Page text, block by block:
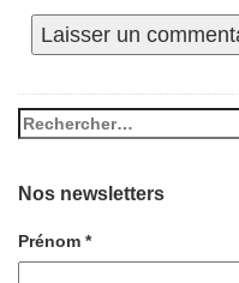
Nos newsletters
Prénom *